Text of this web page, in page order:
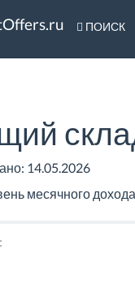
ПОИСК
14.05.2026
месячного